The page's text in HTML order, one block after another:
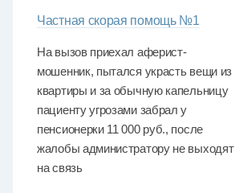
Частная скорая помощь №1
На вызов приехал аферист-
мошенник, пытался украсть вещи из
квартиры и за обычную капельницу
пациенту угрозами забрал у
пенсионерки 11 000 руб., после
жалобы администратору не выходят
на связь